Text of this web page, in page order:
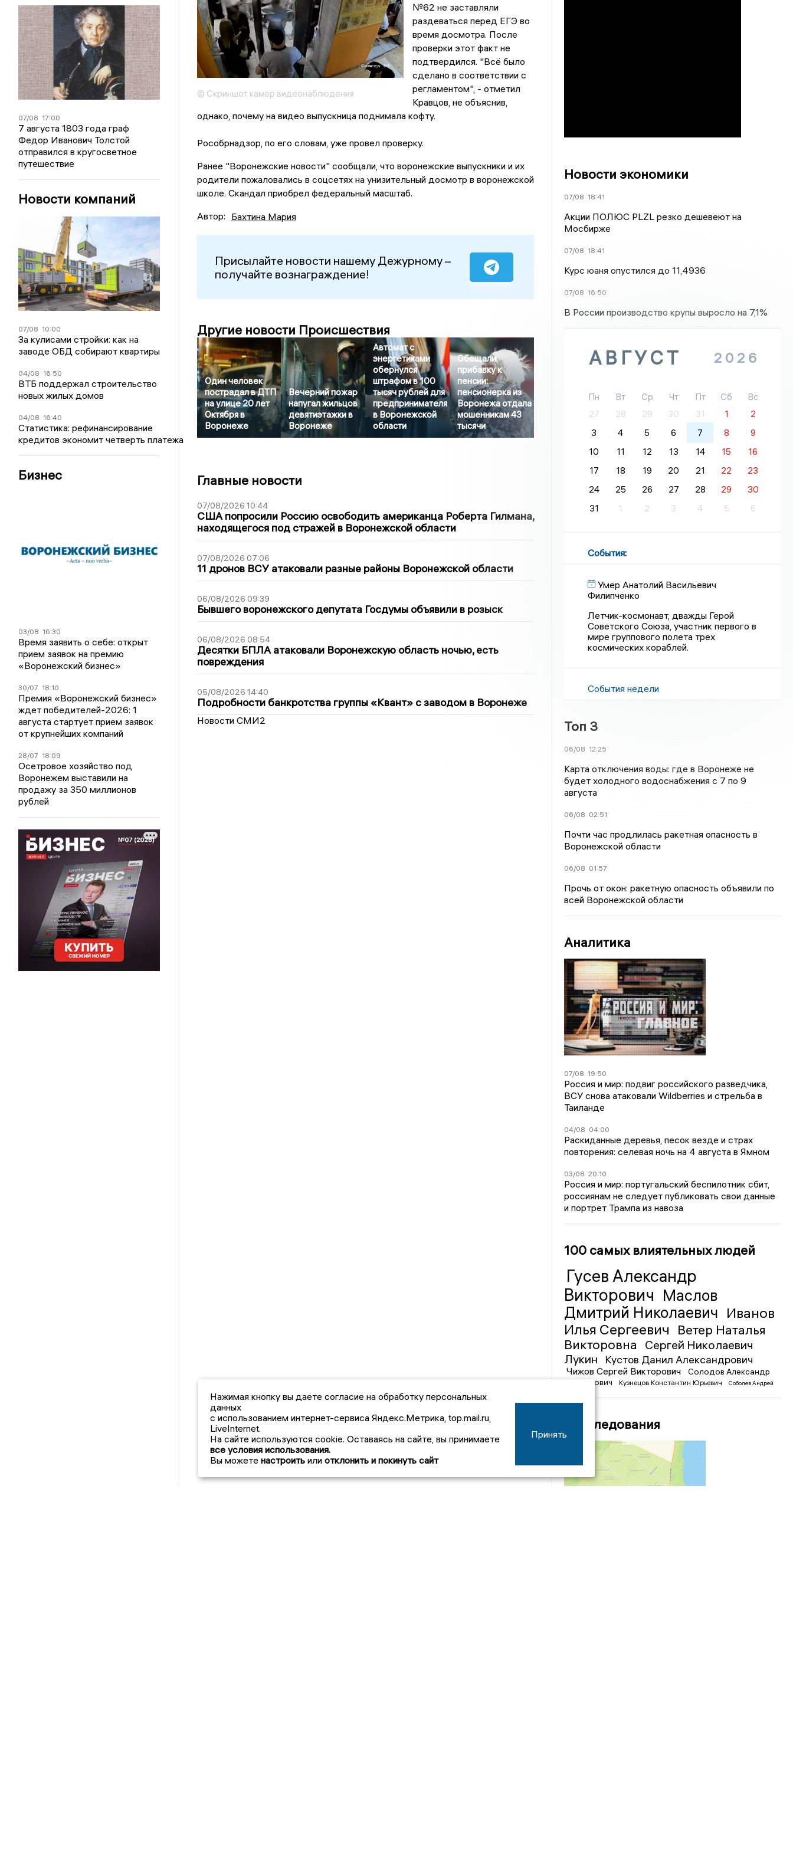
07/08 17:00
7 августа 1803 года граф
Федор Иванович Толстой
отправился в кругосветное
путешествие
Новости компаний
07/08 10:00
За кулисами стройки: как на
заводе ОБД собирают квартиры
04/08 16:50
ВТБ поддержал строительство
новых жилых домов
04/08 16:40
Статистика: рефинансирование
кредитов экономит четверть платежа
Бизнес
03/08 16:30
Время заявить о себе: открыт
прием заявок на премию
«Воронежский бизнес»
30/07 18:10
Премия «Воронежский бизнес»
ждет победителей-2026: 1
августа стартует прием заявок
от крупнейших компаний
28/07 18:09
Осетровое хозяйство под
Воронежем выставили на
продажу за 350 миллионов
рублей
© Скриншот камер видеонаблюдения
№62 не заставляли
раздеваться перед ЕГЭ во
время досмотра. После
проверки этот факт не
подтвердился. "Всё было
сделано в соответствии с
регламентом", - отметил
Кравцов, не объяснив,
однако, почему на видео выпускница поднимала кофту.
Рособрнадзор, по его словам, уже провел проверку.
Ранее "Воронежские новости" сообщали, что воронежские выпускники и их
родители пожаловались в соцсетях на унизительный досмотр в воронежской
школе. Скандал приобрел федеральный масштаб.
Автор: Бахтина Мария
Присылайте новости нашему Дежурному –
получайте вознаграждение!
Другие новости Происшествия
Один человек
пострадал в ДТП
на улице 20 лет
Октября в
Воронеже
Вечерний пожар
напугал жильцов
девятиэтажки в
Воронеже
Автомат с
энергетиками
обернулся
штрафом в 100
тысяч рублей для
предпринимателя
в Воронежской
области
Обещали
прибавку к
пенсии:
пенсионерка из
Воронежа отдала
мошенникам 43
тысячи
Главные новости
07/08/2026 10:44
США попросили Россию освободить американца Роберта Гилмана,
находящегося под стражей в Воронежской области
07/08/2026 07:06
11 дронов ВСУ атаковали разные районы Воронежской области
06/08/2026 09:39
Бывшего воронежского депутата Госдумы объявили в розыск
06/08/2026 08:54
Десятки БПЛА атаковали Воронежскую область ночью, есть
повреждения
05/08/2026 14:40
Подробности банкротства группы «Квант» с заводом в Воронеже
Новости СМИ2
Новости экономики
07/08 18:41
Акции ПОЛЮС PLZL резко дешевеют на
Мосбирже
07/08 18:41
Курс юаня опустился до 11,4936
07/08 16:50
В России производство крупы выросло на 7,1%
АВГУСТ 2026
Пн Вт Ср Чт Пт Сб
Вс
27
28 29 30 31 1
2
3
4 5 6 7 8
9
10
11 12 13 14 15
16
17
18 19 20 21 22
23
24
25 26 27 28 29
30
31
1 2 3 4 5 6
События:
Умер Анатолий Васильевич
Филипченко
Летчик-космонавт, дважды Герой
Советского Союза, участник первого в
мире группового полета трех
космических кораблей.
События недели
Топ 3
06/08 12:25
Карта отключения воды: где в Воронеже не
будет холодного водоснабжения с 7 по 9
августа
06/08 02:51
Почти час продлилась ракетная опасность в
Воронежской области
06/08 01:57
Прочь от окон: ракетную опасность объявили по
всей Воронежской области
Аналитика
07/08 19:50
Россия и мир: подвиг российского разведчика,
ВСУ снова атаковали Wildberries и стрельба в
Таиланде
04/08 04:00
Раскиданные деревья, песок везде и страх
повторения: селевая ночь на 4 августа в Ямном
03/08 20:10
Россия и мир: португальский беспилотник сбит,
россиянам не следует публиковать свои данные
и портрет Трампа из навоза
100 самых влиятельных людей
Гусев Александр
Викторович Маслов
Дмитрий Николаевич Иванов
Илья Сергеевич
Ветер Наталья
Викторовна
Сергей Николаевич
Лукин
Кустов Данил Александрович
Чижов Сергей Викторович
Солодов Александр
Михайлович
Кузнецов Константин Юрьевич
Соболев Андрей
Расследования
Нажимая кнопку вы даете согласие на обработку персональных
данных
с использованием интернет-сервиса Яндекс.Метрика, top.mail.ru,
LiveInternet.
На сайте используются cookie. Оставаясь на сайте, вы принимаете
все условия использования.
Вы можете настроить или отклонить и покинуть сайт
Принять